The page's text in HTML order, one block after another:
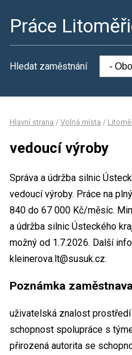
Práce
Hledat zaměstnání
Hlavní strana / Volná místa /
vedoucí výroby
Správa a údržba silnic
vedoucí výroby. Práce na
840 do 67 000 Kč/měsíc.
a údržba silnic Ústeckého
možný od 1.7.2026. Další
kleinerova.lt@susuk.cz.
Poznámka
uživatelská znalost
schopnost spolupráce s
přirozená autorita se